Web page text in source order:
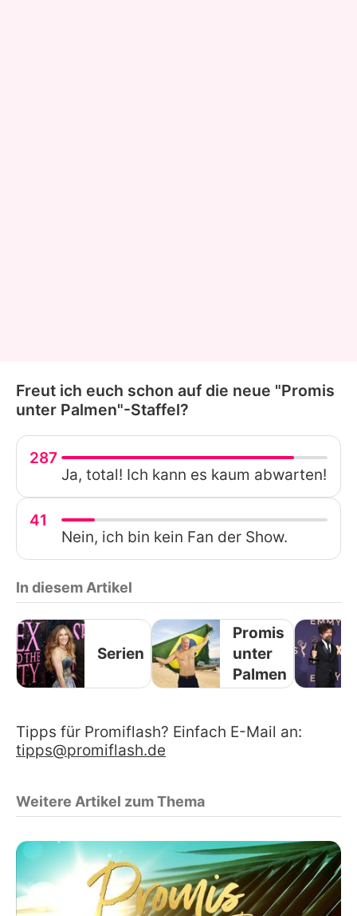
Freut ich euch schon auf die neue "Promis
unter Palmen"-Staffel?
287
Ja, total! Ich kann es kaum abwarten!
41
Nein, ich bin kein Fan der Show.
In diesem Artikel
Serien
Promis
unter
Palmen
Tipps für Promiflash? Einfach E-Mail an:
tipps@promiflash.de
Weitere Artikel zum Thema